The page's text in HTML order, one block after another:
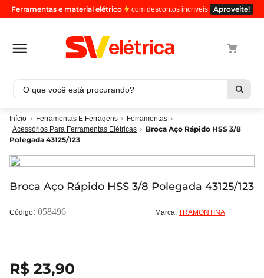
Ferramentas e material elétrico com descontos incríveis Aproveite!
O que você está procurando?
Ferramentas E Ferragens
Ferramentas
Acessórios Para Ferramentas Elétricas
Broca Aço Rápido HSS 3/8
Polegada 43125/123
Broca Aço Rápido HSS 3/8 Polegada 43125/123
: 058496 Marca: TRAMONTINA
R$ 23,90
Termos mais buscados
1º cabo
2º luminaria
4º cabo pp
5º 4